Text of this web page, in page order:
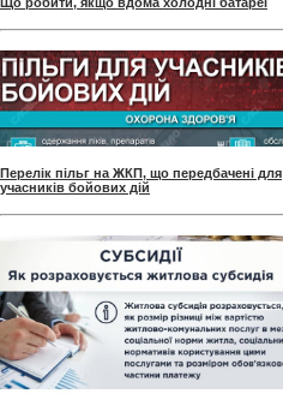
Перелік пільг на ЖКП, що передбачені для
учасників бойових дій